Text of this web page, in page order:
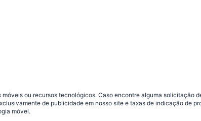
ou recursos tecnológicos. Caso encontre alguma solicitação
de publicidade em nosso site e taxas de indicação de
móvel.